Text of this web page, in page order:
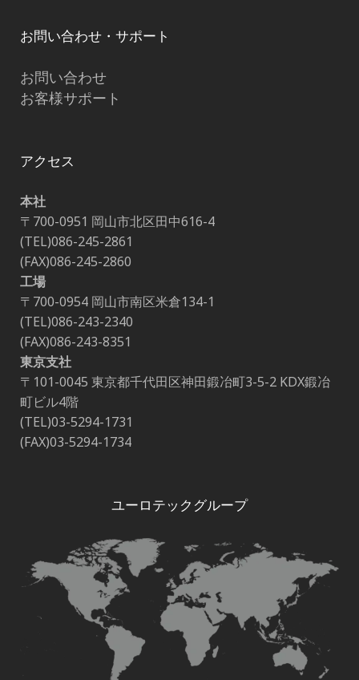
お問い合わせ・サポート
お問い合わせ
お客様サポート
アクセス
本社
〒700-0951 岡山市北区田中616-4
(TEL)086-245-2861
(FAX)086-245-2860
工場
〒700-0954 岡山市南区米倉134-1
(TEL)086-243-2340
(FAX)086-243-8351
東京支社
〒101-0045 東京都千代田区神田鍛冶町3-5-2 KDX鍛冶
町ビル4階
(TEL)03-5294-1731
(FAX)03-5294-1734
ユーロテックグループ